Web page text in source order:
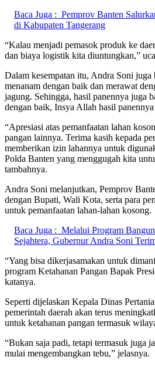
Baca Juga : Pemprov Banten
di Kabupaten Tangerang
“Kalau menjadi pemasok produk ke
dan biaya logistik kita diuntungkan,”
Dalam kesempatan itu, Andra Soni juga
menanam dengan baik dan merawat
jagung. Sehingga, hasil panennya juga
dengan baik, Insya Allah hasil
“Apresiasi atas pemanfaatan lahan
pangan lainnya. Terima kasih kepada
memberikan izin lahannya untuk
Polda Banten yang menggugah kita
tambahnya.
Andra Soni melanjutkan, Pemprov
dengan Bupati, Wali Kota, serta para
untuk pemanfaatan lahan-lahan kosong.
Baca Juga : Melalui Program
Sejahtera, Gubernur Andra Soni
“Yang bisa dikerjasamakan untuk
program Ketahanan Pangan Bapak
katanya.
Seperti dijelaskan Kepala Dinas
pemerintah daerah akan terus
untuk ketahanan pangan termasuk
“Bukan saja padi, tetapi termasuk juga
mulai mengembangkan tebu,” jelasnya.